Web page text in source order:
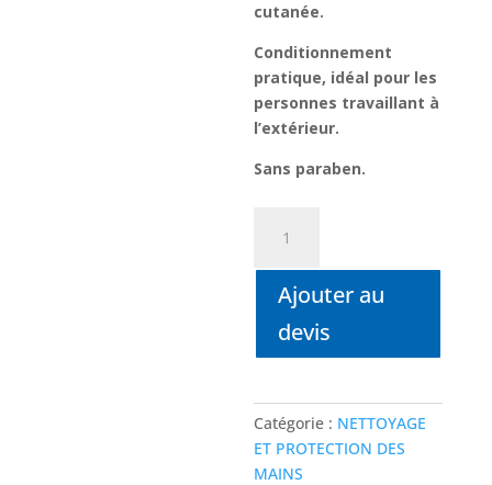
cutanée.
Conditionnement
pratique, idéal pour les
personnes travaillant à
l’extérieur.
Sans paraben.
KLINT
SPECIAL
Ajouter au
devis
Catégorie : NETTOYAGE
ET PROTECTION DES
MAINS